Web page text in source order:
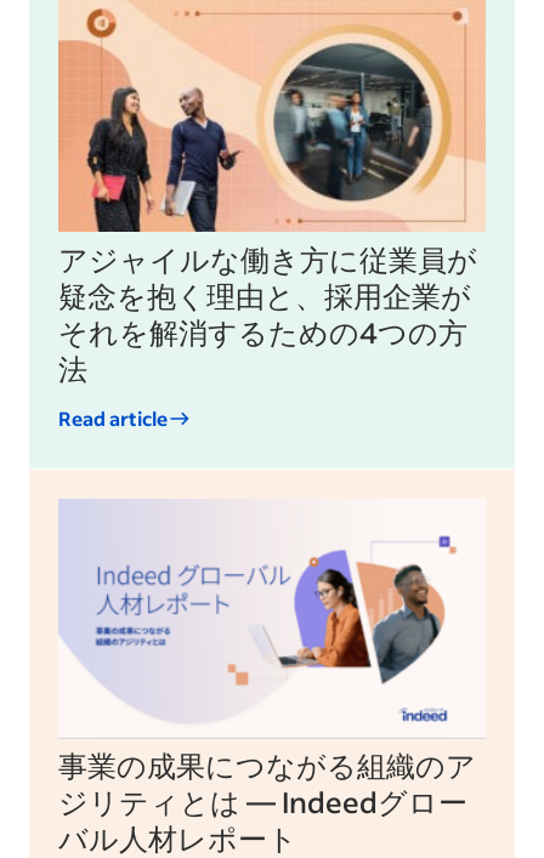
アジャイルな働き方に従業員が
疑念を抱く理由と、採用企業が
それを解消するための4つの方
法
Read article
事業の成果につながる組織のア
ジリティとは — Indeedグロー
バル人材レポート